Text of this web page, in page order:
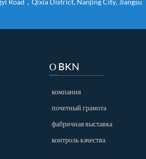
Road，Qixia District, Nanjing City, Jiangsu
О BKN
компания
почетный грамота
фабричная выставка
контроль качества